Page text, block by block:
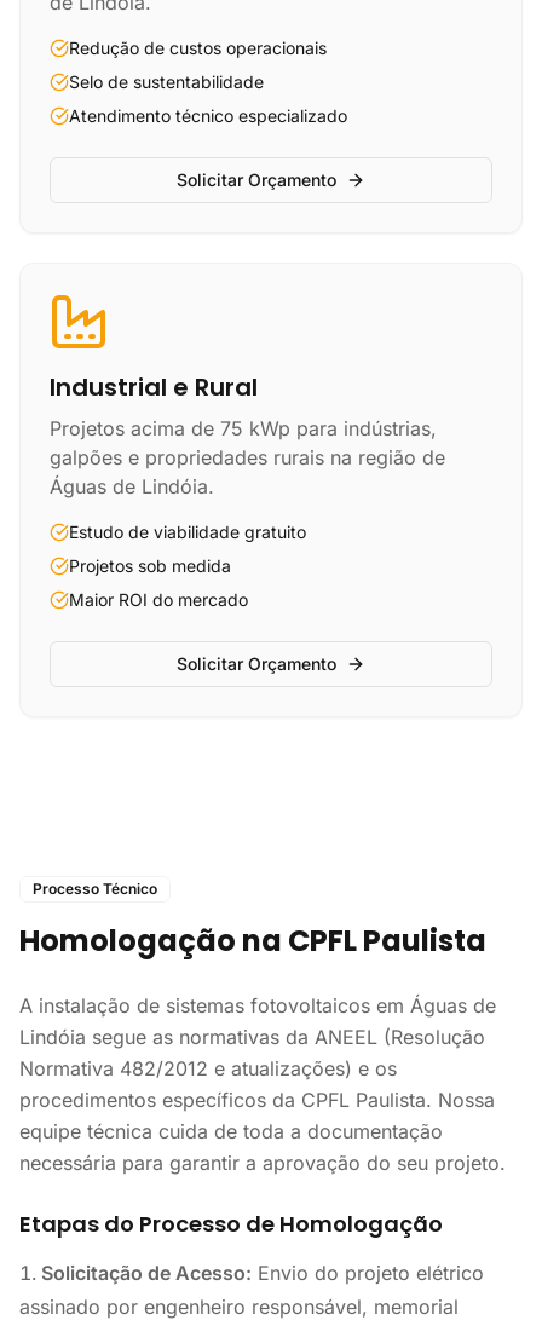
Redução de custos operacionais
Selo de sustentabilidade
Atendimento técnico especializado
Solicitar Orçamento
Industrial e Rural
Projetos acima de 75 kWp para indústrias,
galpões e propriedades rurais na região de
Águas de Lindóia.
Estudo de viabilidade gratuito
Projetos sob medida
Maior ROI do mercado
Solicitar Orçamento
Processo Técnico
Homologação na CPFL Paulista
A instalação de sistemas fotovoltaicos em Águas de
Lindóia segue as normativas da ANEEL (Resolução
Normativa 482/2012 e atualizações) e os
procedimentos específicos da CPFL Paulista. Nossa
equipe técnica cuida de toda a documentação
necessária para garantir a aprovação do seu projeto.
Etapas do Processo de Homologação
Solicitação de Acesso: Envio do projeto elétrico
assinado por engenheiro responsável, memorial